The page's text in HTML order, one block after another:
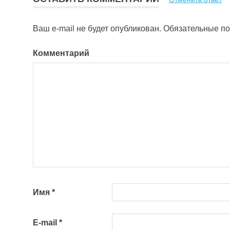
Ваш e-mail не будет опубликован. Обязательные
Комментарий
Имя *
E-mail *